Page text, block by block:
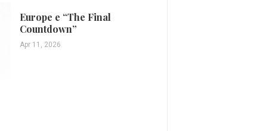
Europe e “The Final
Countdown”
Apr 11, 2026